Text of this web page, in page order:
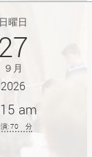
日曜日
27
９月
2026
am
演: 70 分